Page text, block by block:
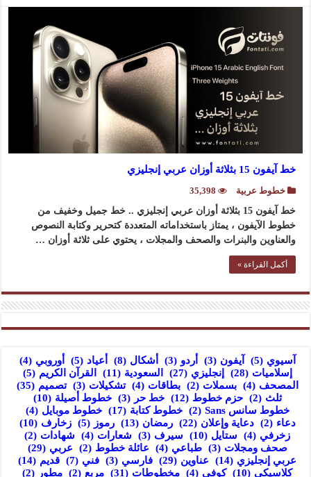
خط آيفون 15 بثلاثة أوزان عربي إنجليزي
خطوط عربية
35,398
خط آيفون 15 بثلاثة أوزان عربي إنجليزي .. خط جميل وخفيف من
خطوط الآيفون ، يمتاز باستخداماته المتعددة كتحرير وكتابة النصوص
والعناوين والبنرات والصحف والمجلات ، يحتوي على ثلاثة أوزان …
أكمل القراءة »
آسيوي (5) آيفون (3) أردو (3) أشكال (8) أعياد (5) أوروبي (4)
إسلاميات (28) إنجليزي (27) السعودية (11) القرآن الكريم (5)
المصحف (4) بسملات (2) بطاقات (4) تشكيلات (3) تصميم (35)
ثلث (2) حزم خطوط (12) خط حر (3) خطوط أصيلة (10)
خطوط سانس Sans
(2) خطوط كتابة (17) خطوط موبايل (4)
دعاء (2) دعاية وإعلان (22) رمضان (13) رموز (5) زخارف (10)
زخرفي (4) ستايل (10) سيرف (3) شعارات (4) شهادات (2)
صحف ومجلات (3) طباعي (4) عائلة خطوط (2) عربي (29)
عربي إنجليزي (14) عناوين (29) فارسي (3) فني (7) قديم (14)
كلاسيكي (10) كوفي (4) مخطوطات (31) مربع (2) مطور (2)